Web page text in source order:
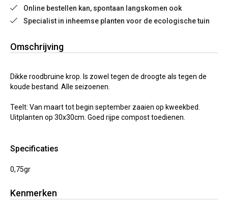
Online bestellen kan, spontaan langskomen ook
Specialist in inheemse planten voor de ecologische tuin
Omschrijving
Dikke roodbruine krop. Is zowel tegen de droogte als tegen de
koude bestand. Alle seizoenen.
Teelt: Van maart tot begin september zaaien op kweekbed.
Uitplanten op 30x30cm. Goed rijpe compost toedienen.
Specificaties
0,75gr
Kenmerken